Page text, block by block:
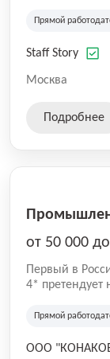
Возможность
Story удобнее,
Прямой
Staff Story
Москва
Подробнее
от 50 000
Первый в
4* претендует
километровая
Прямой
ООО